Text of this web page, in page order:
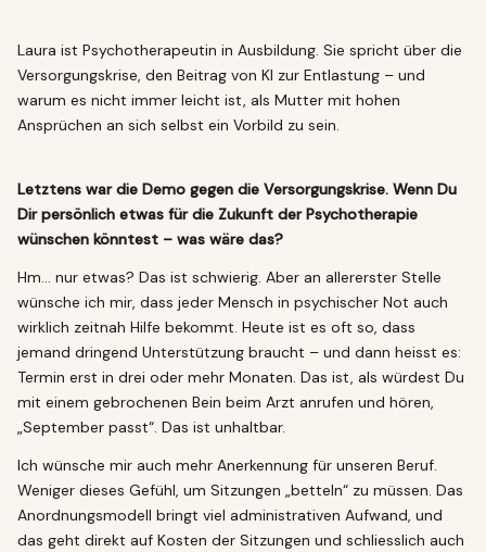
Laura ist Psychotherapeutin in Ausbildung. Sie spricht über die
Versorgungskrise, den Beitrag von KI zur Entlastung – und
warum es nicht immer leicht ist, als Mutter mit hohen
Ansprüchen an sich selbst ein Vorbild zu sein.
Letztens war die Demo gegen die Versorgungskrise. Wenn Du
Dir persönlich etwas für die Zukunft der Psychotherapie
wünschen könntest – was wäre das?
Hm… nur etwas? Das ist schwierig. Aber an allererster Stelle
wünsche ich mir, dass jeder Mensch in psychischer Not auch
wirklich zeitnah Hilfe bekommt. Heute ist es oft so, dass
jemand dringend Unterstützung braucht – und dann heisst es:
Termin erst in drei oder mehr Monaten. Das ist, als würdest Du
mit einem gebrochenen Bein beim Arzt anrufen und hören,
„September passt“. Das ist unhaltbar.
Ich wünsche mir auch mehr Anerkennung für unseren Beruf.
Weniger dieses Gefühl, um Sitzungen „betteln“ zu müssen. Das
Anordnungsmodell bringt viel administrativen Aufwand, und
das geht direkt auf Kosten der Sitzungen und schliesslich auch